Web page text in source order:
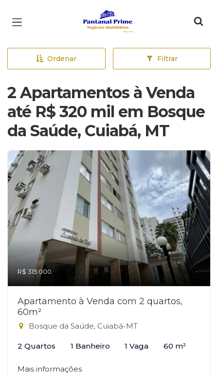
Página inicial
Ordenar Filtrar
2 Apartamentos à Venda
até R$ 320 mil em Bosque
da Saúde, Cuiabá, MT
R$ 315.000
Apartamento à Venda com 2 quartos,
60m²
Bosque da Saúde, Cuiabá-MT
2 Quartos 1 Banheiro 1 Vaga 60 m²
Mais informações